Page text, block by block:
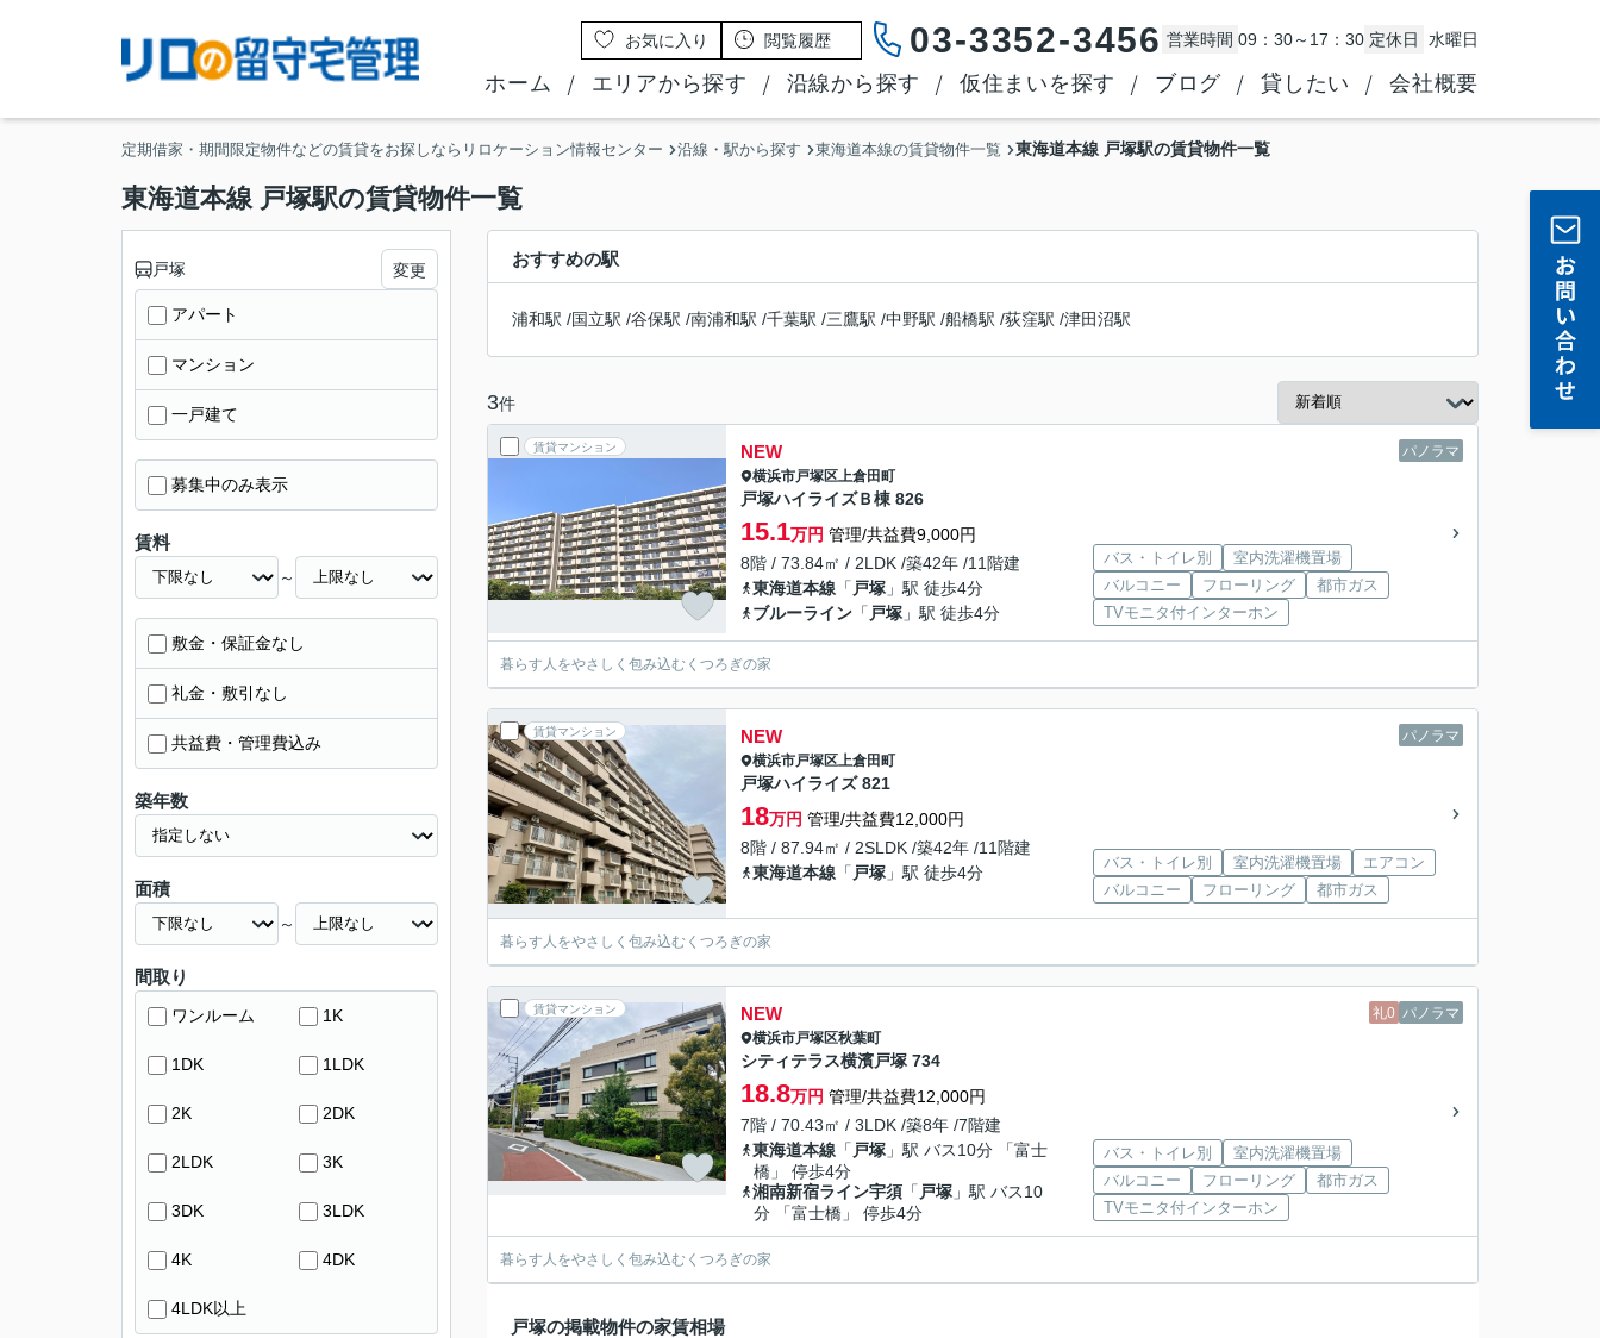
お気に入り 閲覧履歴 03-3352-3456 営業時間 09：30～17：30 定休日 水曜日
ホーム エリアから探す 沿線から探す 仮住まいを探す ブログ 貸したい 会社概要
定期借家・期間限定物件などの賃貸をお探しならリロケーション情報センター 沿線・駅から探す 東海道本線の賃貸物件一覧 東海道本線 戸塚駅の賃貸物件一覧
東海道本線 戸塚駅の賃貸物件一覧
おすすめの駅
浦和駅 /国立駅 /谷保駅 /南浦和駅 /千葉駅 /三鷹駅 /中野駅 /船橋駅 /荻窪駅 /津田沼駅
3件
賃貸マンション パノラマ
NEW
横浜市戸塚区上倉田町
戸塚ハイライズＢ棟 826
15.1万円 管理/共益費9,000円
8階 / 73.84㎡ / 2LDK /築42年 /11階建
東海道本線 「 戸塚 」駅 徒歩4分
ブルーライン 「 戸塚 」駅 徒歩4分
バス・トイレ別
室内洗濯機置場
バルコニー
フローリング
都市ガス
TVモニタ付インターホン
暮らす人をやさしく包み込むくつろぎの家
賃貸マンション パノラマ
NEW
横浜市戸塚区上倉田町
戸塚ハイライズ 821
18万円 管理/共益費12,000円
8階 / 87.94㎡ / 2SLDK /築42年 /11階建
東海道本線 「 戸塚 」駅 徒歩4分
バス・トイレ別 室内洗濯機置場
エアコン
バルコニー
フローリング 都市ガス
暮らす人をやさしく包み込むくつろぎの家
賃貸マンション 礼0 パノラマ
NEW
横浜市戸塚区秋葉町
シティテラス横濱戸塚 734
18.8万円 管理/共益費12,000円
7階 / 70.43㎡ / 3LDK /築8年 /7階建
東海道本線 「 戸塚 」駅 バス10分 「富士
橋」 停歩4分
湘南新宿ライン宇須 「 戸塚 」駅 バス10
分 「富士橋」 停歩4分
バス・トイレ別
室内洗濯機置場
バルコニー
フローリング
都市ガス
TVモニタ付インターホン
暮らす人をやさしく包み込むくつろぎの家
戸塚の掲載物件の家賃相場
戸塚 変更
アパート
マンション
一戸建て
募集中のみ表示
賃料
～
敷金・保証金なし
礼金・敷引なし
共益費・管理費込み
築年数
面積
～
間取り
ワンルーム 1K
1DK 1LDK
2K 2DK
2LDK 3K
3DK 3LDK
4K 4DK
4LDK以上